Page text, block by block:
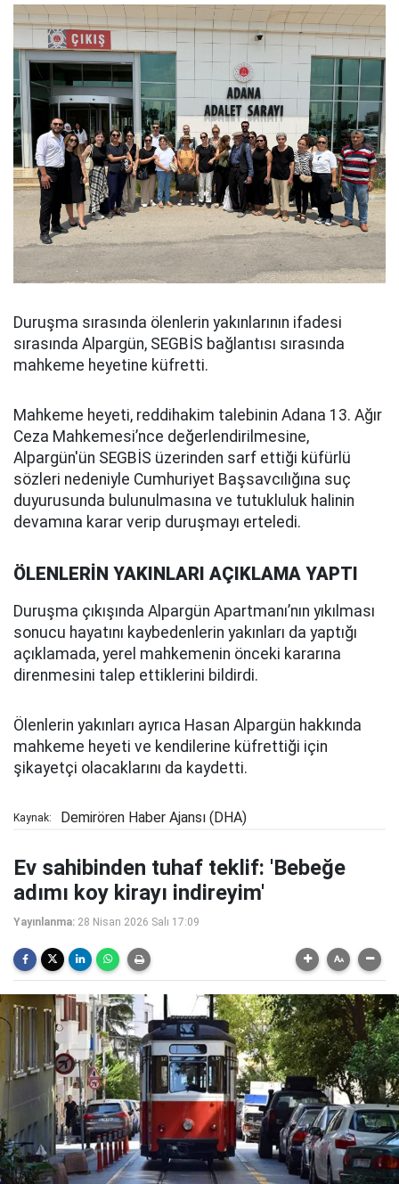
Duruşma sırasında ölenlerin yakınlarının ifadesi
sırasında Alpargün, SEGBİS bağlantısı sırasında
mahkeme heyetine küfretti.
Mahkeme heyeti, reddihakim talebinin Adana 13. Ağır
Ceza Mahkemesi’nce değerlendirilmesine,
Alpargün'ün SEGBİS üzerinden sarf ettiği küfürlü
sözleri nedeniyle Cumhuriyet Başsavcılığına suç
duyurusunda bulunulmasına ve tutukluluk halinin
devamına karar verip duruşmayı erteledi.
ÖLENLERİN YAKINLARI AÇIKLAMA YAPTI
Duruşma çıkışında Alpargün Apartmanı’nın yıkılması
sonucu hayatını kaybedenlerin yakınları da yaptığı
açıklamada, yerel mahkemenin önceki kararına
direnmesini talep ettiklerini bildirdi.
Ölenlerin yakınları ayrıca Hasan Alpargün hakkında
mahkeme heyeti ve kendilerine küfrettiği için
şikayetçi olacaklarını da kaydetti.
Kaynak: Demirören Haber Ajansı (DHA)
Ev sahibinden tuhaf teklif: 'Bebeğe
adımı koy kirayı indireyim'
Yayınlanma: 28 Nisan 2026 Salı 17:09